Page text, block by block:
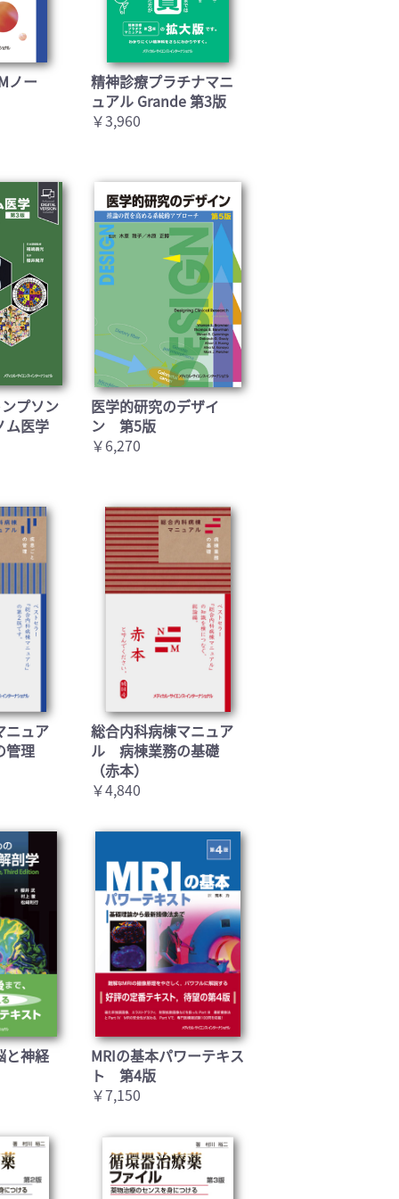
ノー
精神診療プラチナマニ
ュアル Grande 第3版
￥3,960
プソン
ム医学
医学的研究のデザイ
ン 第5版
￥6,270
ニュア
理
総合内科病棟マニュア
ル 病棟業務の基礎
（赤本）
￥4,840
と神経
MRIの基本パワーテキス
ト 第4版
￥7,150